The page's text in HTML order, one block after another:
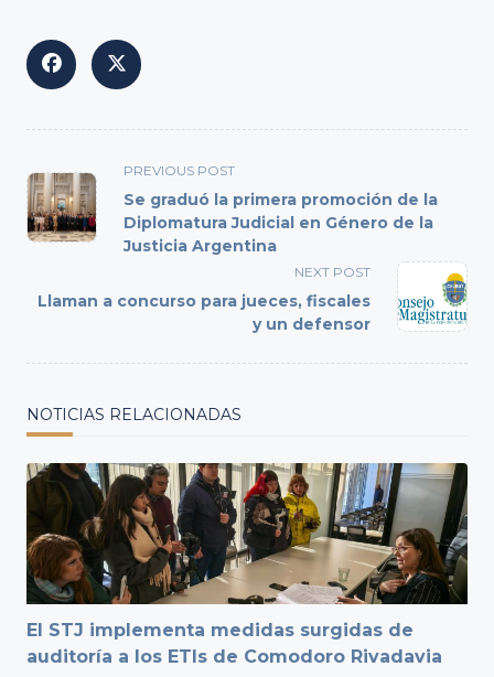
<span
class="nav-
subtitle
screen-
text">Page</span>
PREVIOUS POST
Se graduó la primera promoción de la
Diplomatura Judicial en Género de la
Justicia Argentina
NEXT POST
Llaman a concurso para jueces, fiscales
y un defensor
NOTICIAS RELACIONADAS
El STJ implementa medidas surgidas de
auditoría a los ETIs de Comodoro Rivadavia